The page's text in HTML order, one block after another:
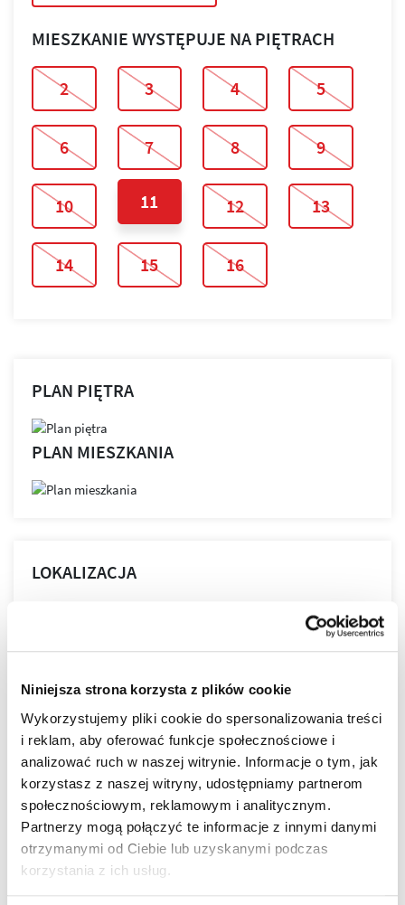
Niniejsza strona korzysta z plików cookie
Wykorzystujemy pliki cookie do spersonalizowania treści
i reklam, aby oferować funkcje społecznościowe i
analizować ruch w naszej witrynie. Informacje o tym, jak
korzystasz z naszej witryny, udostępniamy partnerom
społecznościowym, reklamowym i analitycznym.
Partnerzy mogą połączyć te informacje z innymi danymi
otrzymanymi od Ciebie lub uzyskanymi podczas
korzystania z ich usług.
MIESZKANIE WYSTĘPUJE NA PIĘTRACH
2 3 4 5
6 7 8 9
10 11 12 13
14 15 16
PLAN PIĘTRA
PLAN MIESZKANIA
LOKALIZACJA
SkyRes Mieszkania to część niezwykle prestiżowej
inwestycji pod nazwą kompleks biurowo-mieszkaniowy
Rzeszowa jest wprost idealna dla osób ceniących sobie
wielkomiejski styl życia. Nowoczesny design budynków,
wysoki standard wykończenia, garaże podziemne
spełnią wymagania nawet najbardziej wymagających
klientów.
DOWIEDZ SIĘ WIĘCEJ O LOKALIZACJI
więcej
ZALETY LOKALIZACJI
lokalizacja w centrum
nowoczesna architektura